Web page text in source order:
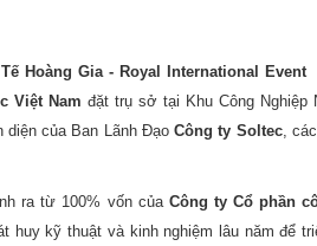
Hoàng Gia - Royal International Event
Việt Namđặt trụ sở tại Khu Công Nghiệp
diện của Ban Lãnh ĐạoCông ty Soltec,
ra từ 100% vốn của Công ty Cổ phần
huy kỹ thuật và kinh nghiệm lâu năm để